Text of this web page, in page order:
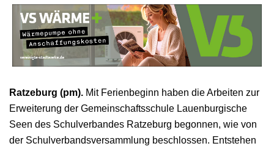
Ratzeburg (pm). Mit Ferienbeginn haben die Arbeiten zur
Erweiterung der Gemeinschaftsschule Lauenburgische
Seen des Schulverbandes Ratzeburg begonnen, wie von
der Schulverbandsversammlung beschlossen. Entstehen